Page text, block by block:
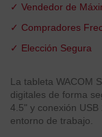
✓ Vendedor de
✓ Compradores
✓ Elección Segura
La tableta WACOM
digitales de forma
4.5" y conexión
entorno de trabajo.